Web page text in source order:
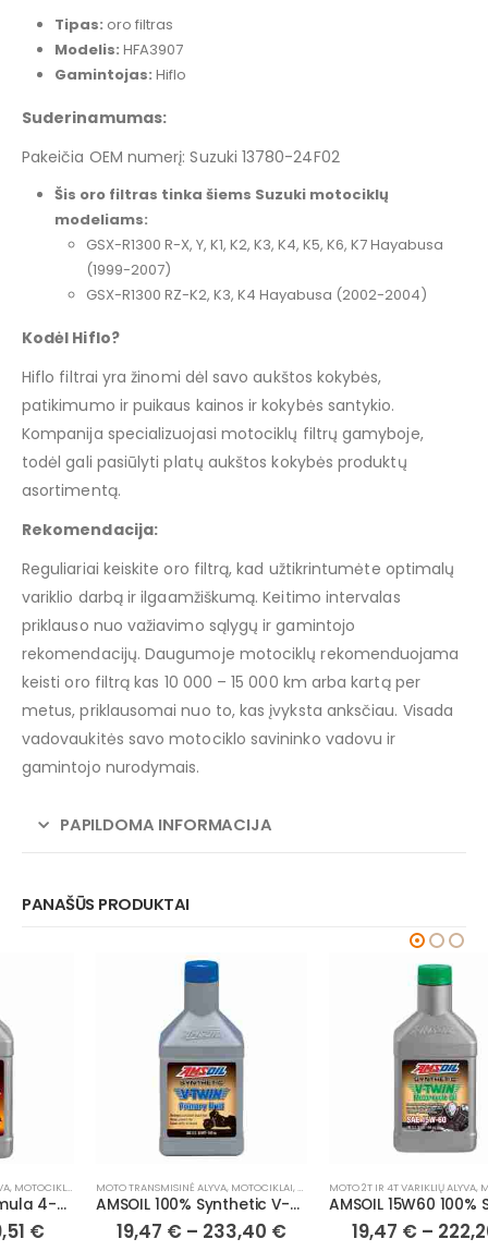
Tipas: oro filtras
Modelis: HFA3907
Gamintojas: Hiflo
Suderinamumas:
Pakeičia OEM numerį: Suzuki 13780-24F02
Šis oro filtras tinka šiems Suzuki motociklų
modeliams:
GSX-R1300 R-X, Y, K1, K2, K3, K4, K5, K6, K7 Hayabusa
(1999-2007)
GSX-R1300 RZ-K2, K3, K4 Hayabusa (2002-2004)
Kodėl Hiflo?
Hiflo filtrai yra žinomi dėl savo aukštos kokybės,
patikimumo ir puikaus kainos ir kokybės santykio.
Kompanija specializuojasi motociklų filtrų gamyboje,
todėl gali pasiūlyti platų aukštos kokybės produktų
asortimentą.
Rekomendacija:
Reguliariai keiskite oro filtrą, kad užtikrintumėte optimalų
variklio darbą ir ilgaamžiškumą. Keitimo intervalas
priklauso nuo važiavimo sąlygų ir gamintojo
rekomendacijų. Daugumoje motociklų rekomenduojama
keisti oro filtrą kas 10 000 – 15 000 km arba kartą per
metus, priklausomai nuo to, kas įvyksta anksčiau. Visada
vadovaukitės savo motociklo savininko vadovu ir
gamintojo nurodymais.
PAPILDOMA INFORMACIJA
PANAŠŪS PRODUKTAI
MOTO TRANSMISINĖ ALYVA,MOTOCIKLAI, ATV/UTV
AMSOIL 100% Synthetic V-Twin Primary Fluid
19,47 – 233,40 €
MOTO 2T IR 4T VARIKLIŲ ALYVA,MOTOCIKLAI, ATV/UTV
AMSOIL 15W60 100% Synthetic V-Twin Motorcycle Oil
19,47 – 222,20€